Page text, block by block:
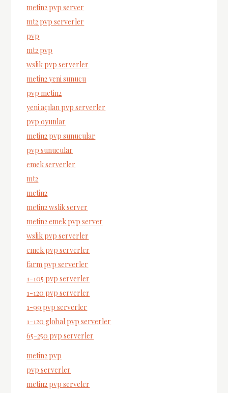
metin2 pvp server
mt2 pvp serverler
pvp
mt2 pvp
wslik pvp serverler
metin2 yeni sunucu
pvp metin2
yeni açılan pvp serverler
pvp oyunlar
metin2 pvp sunucular
pvp sunucular
emek serverler
mt2
metin2
metin2 wslik server
metin2 emek pvp server
wslik pvp serverler
emek pvp serverler
farm pvp serverler
1-105 pvp serverler
1-120 pvp serverler
1-99 pvp serverler
1-120 global pvp serverler
65-250 pvp serverler
metin2 pvp
pvp serverler
metin2 pvp serveler